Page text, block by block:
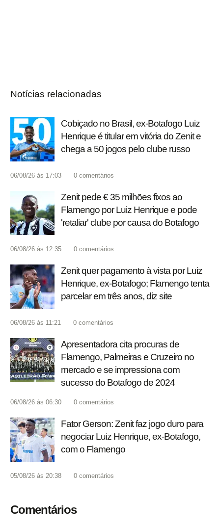
Notícias relacionadas
Cobiçado no Brasil, ex-Botafogo Luiz
Henrique é titular em vitória do Zenit e
chega a 50 jogos pelo clube russo
06/08/26 às 17:03 0 comentários
Zenit pede € 35 milhões fixos ao
Flamengo por Luiz Henrique e pode
'retaliar' clube por causa do Botafogo
06/08/26 às 12:35 0 comentários
Zenit quer pagamento à vista por Luiz
Henrique, ex-Botafogo; Flamengo tenta
parcelar em três anos, diz site
06/08/26 às 11:21 0 comentários
Apresentadora cita procuras de
Flamengo, Palmeiras e Cruzeiro no
mercado e se impressiona com
sucesso do Botafogo de 2024
06/08/26 às 06:30 0 comentários
Fator Gerson: Zenit faz jogo duro para
negociar Luiz Henrique, ex-Botafogo,
com o Flamengo
05/08/26 às 20:38 0 comentários
Comentários